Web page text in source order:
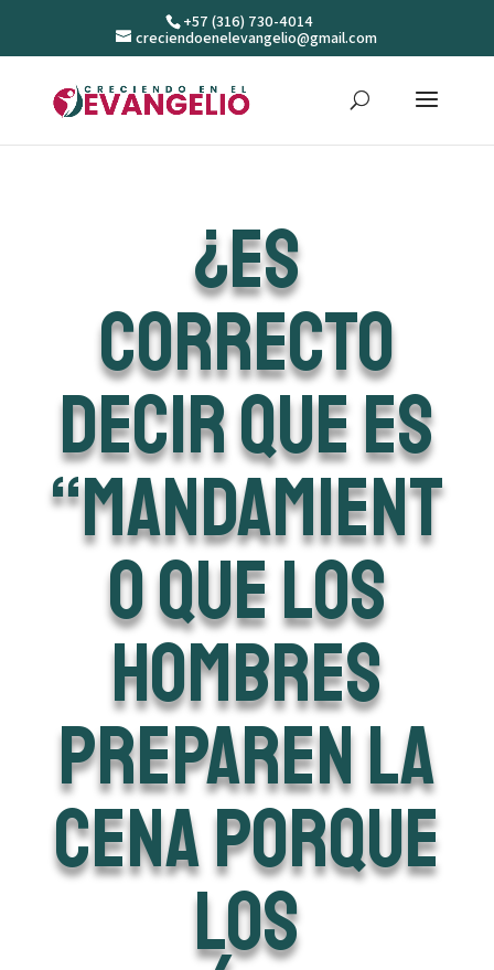
+57 (316) 730-4014
creciendoenelevangelio@gmail.com
¿Es
correcto
decir que es
“mandamient
o que los
hombres
preparen la
cena porque
los